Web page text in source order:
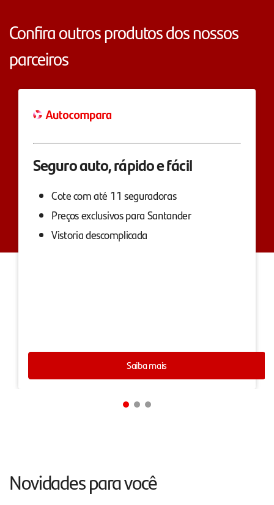
Confira outros produtos dos nossos
parceiros
Seguro auto, rápido e fácil
Cote com até 11 seguradoras
Preços exclusivos para Santander
Vistoria descomplicada
Saiba mais
Novidades para você